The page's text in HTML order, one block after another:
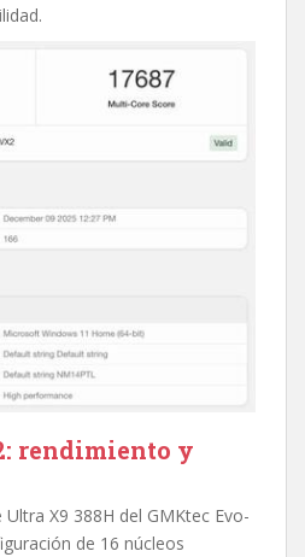
rendimiento y
X9 388H del GMKtec Evo-
de 16 núcleos